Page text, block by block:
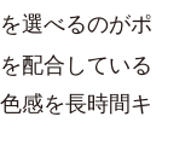
選べるのがポ
を配合している
感を長時間キ